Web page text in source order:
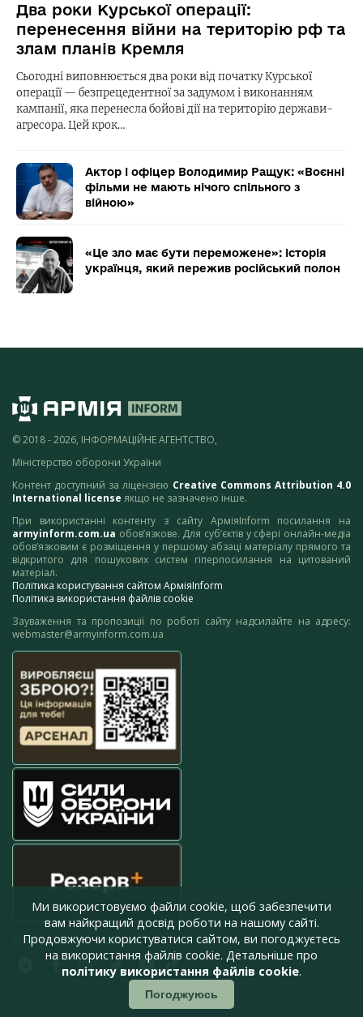
Два роки Курської операції:
перенесення війни на територію рф та
злам планів Кремля
Сьогодні виповнюється два роки від початку Курської
операції — безпрецедентної за задумом і виконанням
кампанії, яка перенесла бойові дії на територію держави-
агресора. Цей крок…
Актор і офіцер Володимир Ращук: «Воєнні
фільми не мають нічого спільного з
війною»
«Це зло має бути переможене»: історія
українця, який пережив російський полон
© 2018 - 2026, ІНФОРМАЦІЙНЕ АГЕНТСТВО,
Міністерство оборони України
Контент доступний за ліцензією Creative Commons Attribution 4.0
International license якщо не зазначено інше.
При використанні контенту з сайту АрміяInform посилання на
armyinform.com.ua обов’язкове. Для суб’єктів у сфері онлайн-медіа
обов’язковим є розміщення у першому абзаці матеріалу прямого та
відкритого для пошукових систем гіперпосилання на цитований
матеріал.
Політика користування сайтом АрміяInform
Політика використання файлів cookie
Зауваження та пропозиції по роботі сайту надсилайте на адресу:
webmaster@armyinform.com.ua
press@armyinform.com.ua
Ми використовуємо файли cookie, щоб забезпечити
вам найкращий досвід роботи на нашому сайті.
Продовжуючи користуватися сайтом, ви погоджуєтесь
на використання файлів cookie. Детальніше про
політику використання файлів cookie.
Погоджуюсь